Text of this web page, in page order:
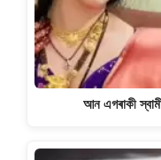
আন এগৰাকী